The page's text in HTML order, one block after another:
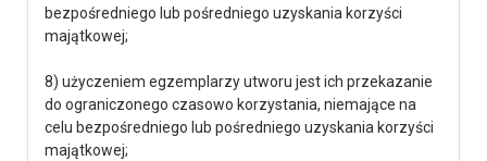
bezpośredniego lub pośredniego uzyskania korzyści
majątkowej;
8) użyczeniem egzemplarzy utworu jest ich przekazanie
do ograniczonego czasowo korzystania, niemające na
celu bezpośredniego lub pośredniego uzyskania korzyści
majątkowej;